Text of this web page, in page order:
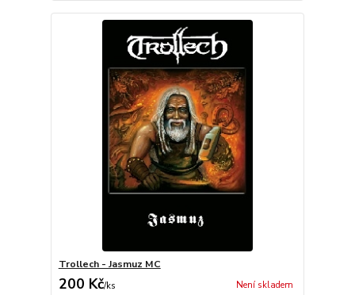
Trollech - Jasmuz MC
200 Kč/ks Není skladem